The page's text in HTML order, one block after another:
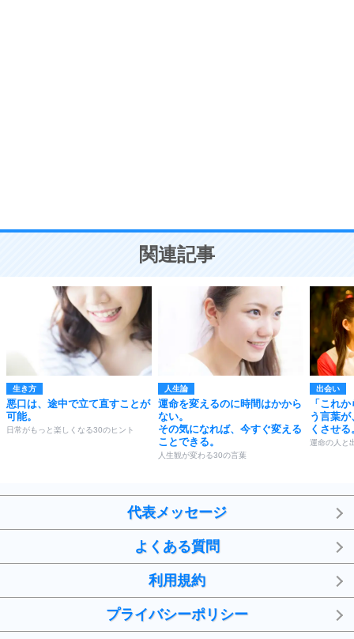
ことが大切。
関連記事
生き方
悪口は、途中で立て直すことが
可能。
日常がもっと楽しくなる30のヒント
人生論
運命を変えるのに時間はかから
ない。
その気になれば、今すぐ変える
ことできる。
人生観が変わる30の言葉
出会い
「これ
う言葉
くさせる
運命の人と
代表メッセージ
よくある質問
利用規約
プライバシーポリシー